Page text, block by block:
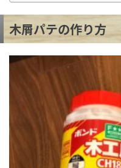
木屑パテの作り方